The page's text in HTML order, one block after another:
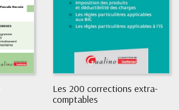
Les 200 corrections extra-
comptables